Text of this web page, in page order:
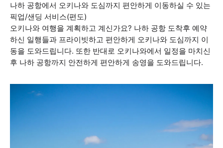
나하 공항에서 오키나와 도심까지 편안하게 이동하실 수 있는
픽업/샌딩 서비스(편도)
오키나와 여행을 계획하고 계신가요? 나하 공항 도착후 예약
하신 일행들과 프라이빗하고 편안하게 오키나와 도심까지 이
동을 도와드립니다. 또한 반대로 오키나와에서 일정을 마치신
후 나하 공항까지 안전하게 편안하게 송영을 도와드립니다.